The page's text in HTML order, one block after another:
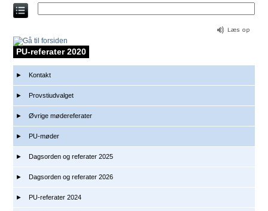
Direkte
til
PU-referater 2020
Kontakt
Provstiudvalget
Øvrige mødereferater
PU-møder
Dagsorden og referater 2025
Dagsorden og referater 2026
PU-referater 2024